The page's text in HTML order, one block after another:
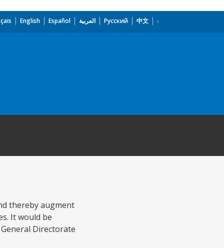
English Español العربية Русский 中文
thereby augment
It would be
Directorate